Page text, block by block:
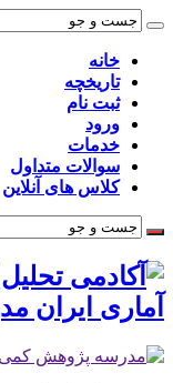
خانه
تاریخچه
ثبت نام
ورود
خدمات
سوالات متداول
کلاس های آنلاین
آماری ایران